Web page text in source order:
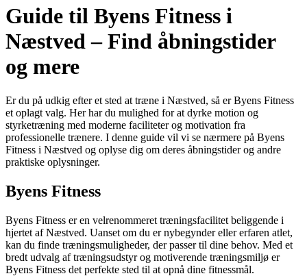
Guide til Byens Fitness i
Næstved – Find åbningstider
og mere
Er du på udkig efter et sted at træne i Næstved, så er Byens Fitness
et oplagt valg. Her har du mulighed for at dyrke motion og
styrketræning med moderne faciliteter og motivation fra
professionelle trænere. I denne guide vil vi se nærmere på Byens
Fitness i Næstved og oplyse dig om deres åbningstider og andre
praktiske oplysninger.
Byens Fitness
Byens Fitness er en velrenommeret træningsfacilitet beliggende i
hjertet af Næstved. Uanset om du er nybegynder eller erfaren atlet,
kan du finde træningsmuligheder, der passer til dine behov. Med et
bredt udvalg af træningsudstyr og motiverende træningsmiljø er
Byens Fitness det perfekte sted til at opnå dine fitnessmål.